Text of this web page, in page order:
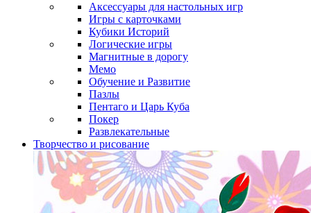
Аксессуары для настольных игр
Игры с карточками
Кубики Историй
Логические игры
Магнитные в дорогу
Мемо
Обучение и Развитие
Пазлы
Пентаго и Царь Куба
Покер
Развлекательные
Творчество и рисование